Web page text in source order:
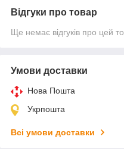
Відгуки про товар
Ще немає відгуків про цей
Умови доставки
Нова Пошта
Укрпошта
Всі умови доставки